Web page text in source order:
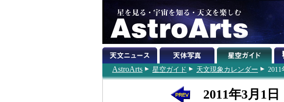
AstroArts 星空ガイド 天文現象カレンダー 2011
2011年3月1日